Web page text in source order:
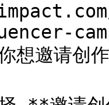
想邀请创